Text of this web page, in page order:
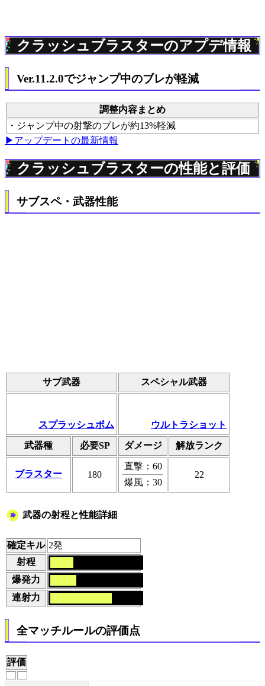
クラッシュブラスターのアプデ情報
Ver.11.2.0でジャンプ中のブレが軽減
調整内容まとめ
・ジャンプ中の射撃のブレが約13%軽減
▶アップデートの最新情報
クラッシュブラスターの性能と評価
サブスペ・武器性能
サブ武器 スペシャル武器
スプラッシュボム ウルトラショット
武器種 必要SP ダメージ 解放ランク
ブラスター 180
直撃：60
爆風：30
22
武器の射程と性能詳細
確定キル 2発
射程
爆発力
連射力
全マッチルールの評価点
評価